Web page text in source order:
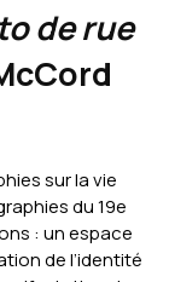
de rue
sur la vie
du 19e
: un espace
de l’identité